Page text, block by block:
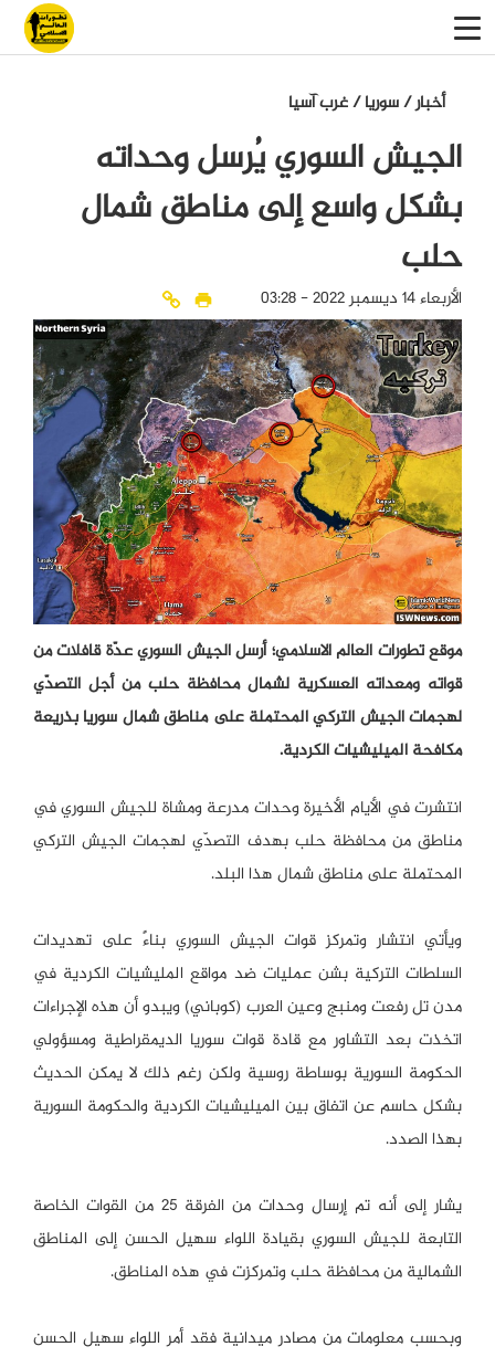
أخبار/سوريا/غرب آسيا
الجيش السوري يُرسل وحداته
بشكل واسع إلى مناطق شمال
حلب
الأربعاء 14 ديسمبر 2022 - 03:28
موقع تطورات العالم الاسلامي؛ أرسل الجيش السوري عدّة قافلات من
قواته ومعداته العسكرية لشمال محافظة حلب من أجل التصدّي
لهجمات الجيش التركي المحتملة على مناطق شمال سوريا بذريعة
مكافحة الميليشيات الكردية.
انتشرت في الأيام الأخيرة وحدات مدرعة ومشاة للجيش السوري في
مناطق من محافظة حلب بهدف التصدّي لهجمات الجيش التركي
المحتملة على مناطق شمال هذا البلد.
ويأتي انتشار وتمركز قوات الجيش السوري بناءً على تهديدات
السلطات التركية بشن عمليات ضد مواقع المليشيات الكردية في
مدن تل رفعت ومنبج وعين العرب (كوباني) ويبدو أن هذه الإجراءات
اتخذت بعد التشاور مع قادة قوات سوريا الديمقراطية ومسؤولي
الحكومة السورية بوساطة روسية ولكن رغم ذلك لا يمكن الحديث
بشكل حاسم عن اتفاق بين الميليشيات الكردية والحكومة السورية
بهذا الصدد.
يشار إلى أنه تم إرسال وحدات من الفرقة 25 من القوات الخاصة
التابعة للجيش السوري بقيادة اللواء سهيل الحسن إلى المناطق
الشمالية من محافظة حلب وتمركزت في هذه المناطق.
وبحسب معلومات من مصادر ميدانية فقد أمر اللواء سهيل الحسن